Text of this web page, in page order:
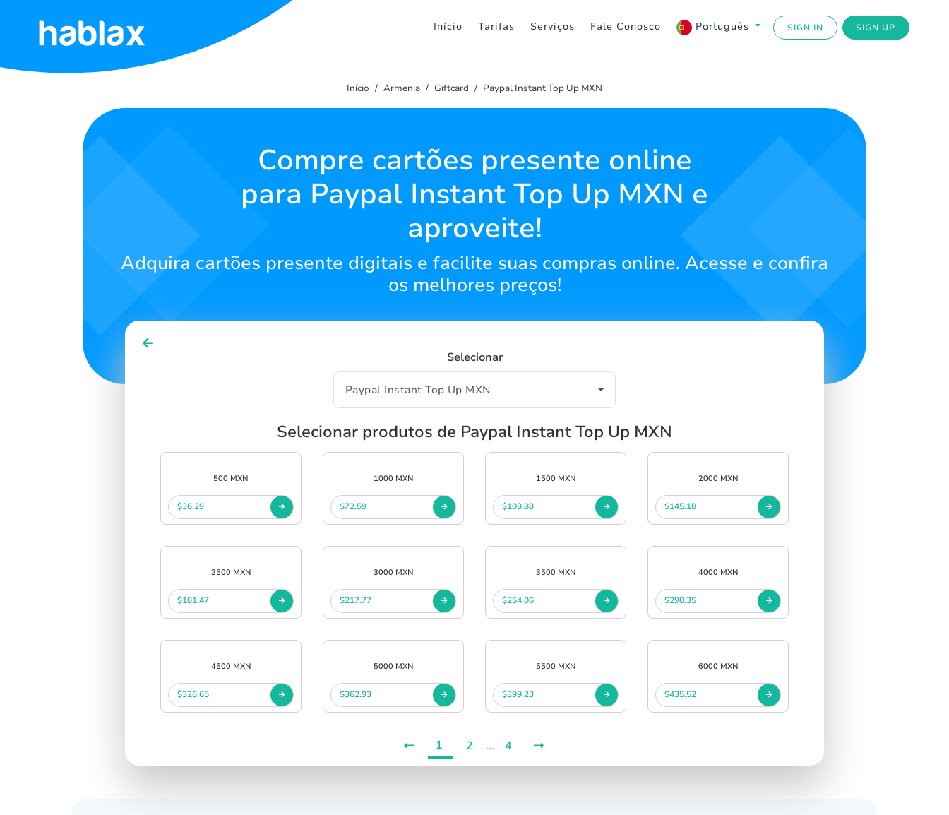
Início Tarifas Serviços Fale Conosco Português SIGN IN SIGN UP
Início
Início Armenia Giftcard Paypal Instant Top Up MXN
Compre cartões presente online
para Paypal Instant Top Up MXN e
aproveite!
Adquira cartões presente digitais e facilite suas compras online. Acesse e confira
os melhores preços!
Selecionar
Selecionar produtos de Paypal Instant Top Up MXN
500 MXN
$36.29
1000 MXN
$72.59
1500 MXN
$108.88
2000 MXN
$145.18
2500 MXN
$181.47
3000 MXN
$217.77
3500 MXN
$254.06
4000 MXN
$290.35
4500 MXN
$326.65
5000 MXN
$362.93
5500 MXN
$399.23
6000 MXN
$435.52
1 2 ... 4